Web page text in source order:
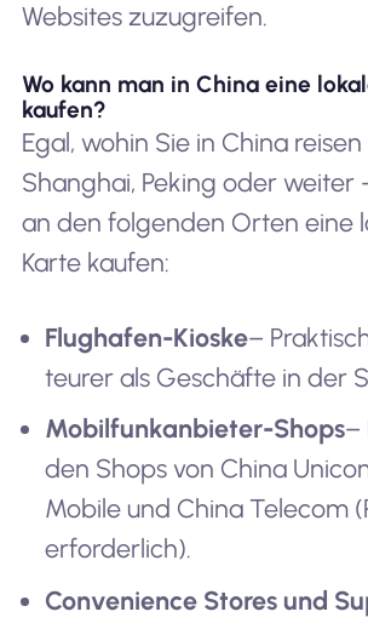
Websites zuzugreifen.
Wo kann man in China eine
kaufen?
Egal, wohin Sie in China
Shanghai, Peking oder weiter
an den folgenden Orten eine
Karte kaufen:
Flughafen-Kioske–
teurer als Geschäfte in der
Mobilfunkanbieter-Shops–
den Shops von China
Mobile und China Telecom
erforderlich).
Convenience Stores und